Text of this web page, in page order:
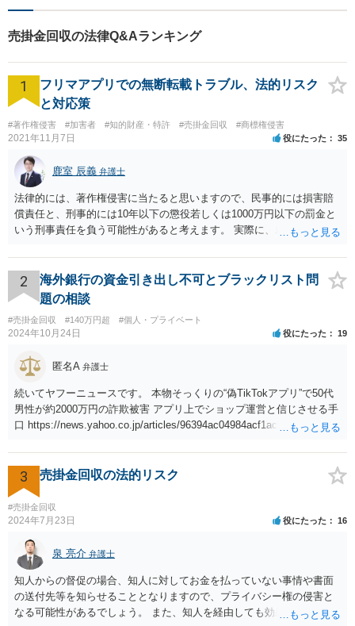
売掛金回収の法律Q&Aランキング
1
フリマアプリでの無断転載トラブル、法的リスク
と対応策
#著作権侵害 #加害者 #知的財産・特許 #売掛金回収 #商標権侵害
2021年11月7日 役にたった 35
鹿室 辰義 弁護士
法律的には、著作権侵害に当たると思いますので、民事的には損害賠
償責任と、刑事的には10年以下の懲役若しくは1000万円以下の罰金と
いう刑事責任を負う可能性があると考えます。 実際に、裁判になった
受理すると、取調べ等の捜査が行われる可能性があります。 そして、
刑事責任を軽くするためには、被害弁償等を行う必要があります。 今
後の対応としては、まずは、弁護士に相談するのが良いと思います。
2
海外銀行の資金引き出し不可とブラックリスト問
題の相談
#売掛金回収 #140万円超 #個人・プライベート
2024年10月24日 役にたった 19
匿名A 弁護士
続いてヤフーニュースです。 本物そっくりの“偽TikTokアプリ”で50代
男性が約2000万円の詐欺被害 アプリ上でショップ運営と信じさせる手
口 https://news.yahoo.co.jp/articles/96394ac04984acf1acaa293f13ccf5
3 売掛金回収の法的リスク
#売掛金回収
2024年7月23日 役にたった 16
泉 亮介 弁護士
知人からの督促の場合、知人に対してお金を払っていない事情や書面
の送付先等を知らせることとなりますので、プライバシー権の侵害と
なる可能性があるでしょう。 また、知人を経由しても効果はあまり期